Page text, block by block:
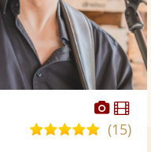
5,0(15)